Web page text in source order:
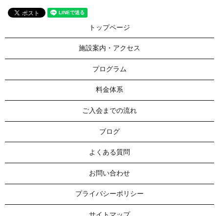
トップページ
施設案内・アクセス
プログラム
料金体系
ご入会までの流れ
ブログ
よくある質問
お問い合わせ
プライバシーポリシー